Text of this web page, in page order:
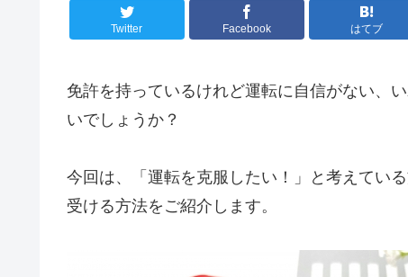
Twitter Facebook はてブ
免許を持っているけれど運転に自信がない、
いでしょうか？
今回は、「運転を克服したい！」と考えてい
受ける方法をご紹介します。